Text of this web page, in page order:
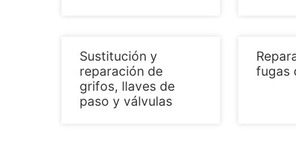
Sustitución y
reparación de
grifos, llaves de
paso y válvulas
fugas